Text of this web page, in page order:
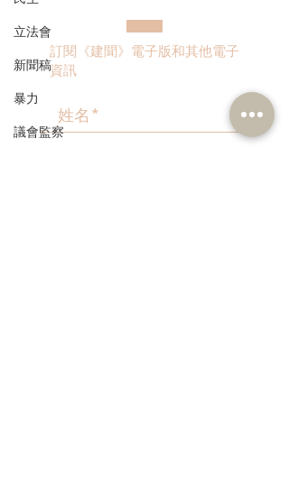
立法會
新聞稿
暴力
議會監察
訂閱《建聞》電子版和其他電子
資訊